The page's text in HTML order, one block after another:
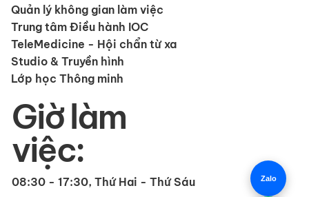
Quản lý không gian làm việc
Trung tâm Điều hành IOC
Studio & Truyền hình
TeleMedicine - Hội chẩn từ xa
Lớp học Thông minh
Giờ làm
việc:
08:30 - 17:30, Thứ Hai - Thứ Sáu
Zalo